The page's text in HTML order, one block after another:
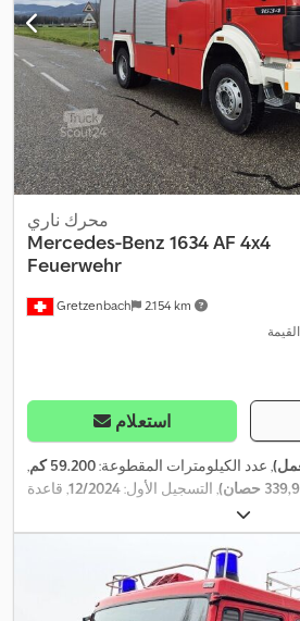
Gretzenbach 2.154 km
محرك ناري
Mercedes-Benz 1634 AF 4x4
Feuerwehr
استعلام
, عدد الكيلومترات المقطوعة:59.200 كم
,
, التسجيل الأول:12/2024, قاعدة
, نوع التروس: